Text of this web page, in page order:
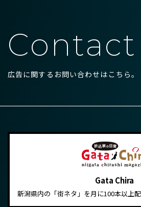
Contact
広告に関するお問い合わせはこちら。
Gata Chira
新潟県内の「街ネタ」を月に100本以上